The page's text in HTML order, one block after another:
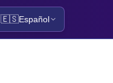
🇪🇸Español